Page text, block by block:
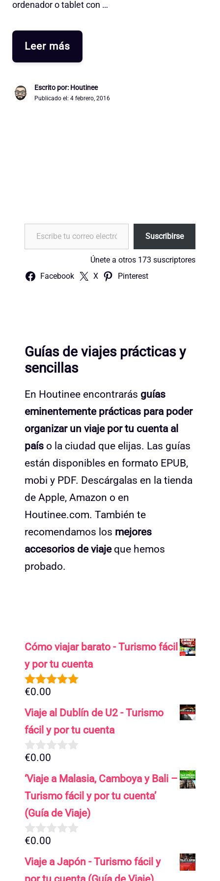
ordenador o tablet con …
Leer más
Escrito por: Houtinee
Publicado el: 4 febrero, 2016
Escribe tu correo electrónico…
Suscribirse
Únete a otros 173 suscriptores
Facebook X Pinterest
Guías de viajes prácticas y
sencillas
En Houtinee encontrarás guías
eminentemente prácticas para poder
organizar un viaje por tu cuenta al
país o la ciudad que elijas. Las guías
están disponibles en formato EPUB,
mobi y PDF. Descárgalas en la tienda
de Apple, Amazon o en
Houtinee.com. También te
recomendamos los mejores
accesorios de viajeque hemos
probado.
Cómo viajar barato - Turismo fácil
y por tu cuenta
5.00de 5
€0.00
Viaje al Dublín de U2 - Turismo
fácil y por tu cuenta
0
e
5
€0.00
‘Viaje a Malasia, Camboya y Bali –
Turismo fácil y por tu cuenta’
(Guía de Viaje)
0
e
€0.00
Viaje a Japón - Turismo fácil y